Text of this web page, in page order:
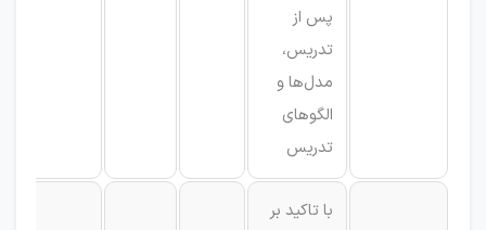
پس از
تدریس،
مدل‌ها و
الگوهای
تدریس
با تاکید بر